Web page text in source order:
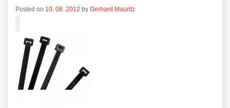
Posted on 10. 08. 2012 by Gerhard Mauritz